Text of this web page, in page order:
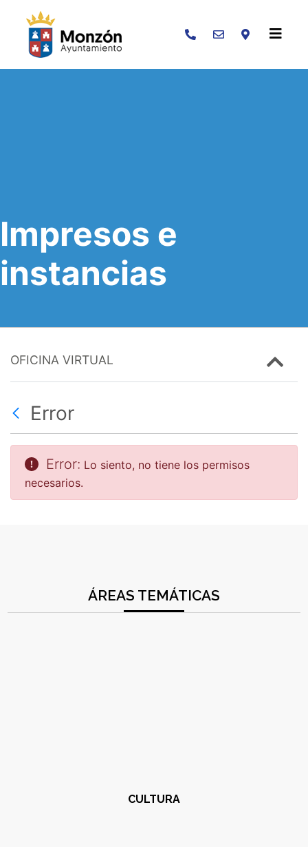
Buscar
Impresos e
instancias
OFICINA VIRTUAL
Error
Error: Lo siento, no tiene los permisos
necesarios.
ÁREAS TEMÁTICAS
CULTURA